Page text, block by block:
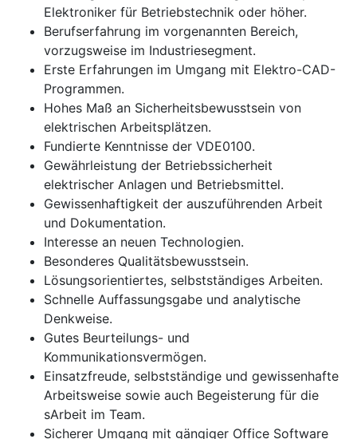
Elektroniker für Betriebstechnik oder höher.
Berufserfahrung im vorgenannten Bereich,
vorzugsweise im Industriesegment.
Erste Erfahrungen im Umgang mit Elektro-CAD-
Programmen.
Hohes Maß an Sicherheitsbewusstsein von
elektrischen Arbeitsplätzen.
Fundierte Kenntnisse der VDE0100.
Gewährleistung der Betriebssicherheit
elektrischer Anlagen und Betriebsmittel.
Gewissenhaftigkeit der auszuführenden Arbeit
und Dokumentation.
Interesse an neuen Technologien.
Besonderes Qualitätsbewusstsein.
Lösungsorientiertes, selbstständiges Arbeiten.
Schnelle Auffassungsgabe und analytische
Denkweise.
Gutes Beurteilungs- und
Kommunikationsvermögen.
Einsatzfreude, selbstständige und gewissenhafte
Arbeitsweise sowie auch Begeisterung für die
sArbeit im Team.
Sicherer Umgang mit gängiger Office Software